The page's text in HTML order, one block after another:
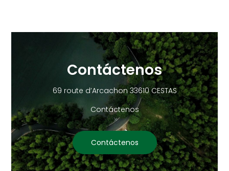
Contáctenos
69 route d’Arcachon 33610 CESTAS
Contáctenos
Contáctenos